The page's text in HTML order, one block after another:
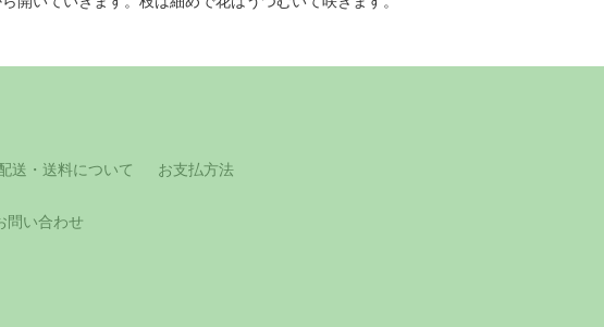
送・送料について
お支払方法
問い合わせ